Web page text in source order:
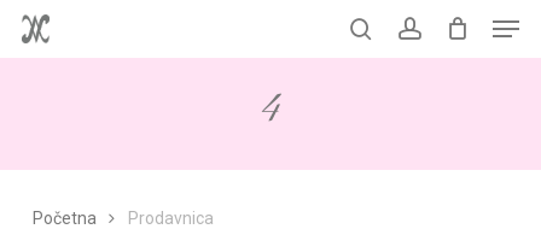
Skip
to
searchaccount
Korpa Close
4
Početna Prodavnica
Close